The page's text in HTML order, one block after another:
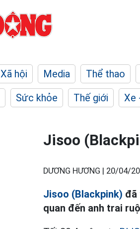
Xã hội Media Thể thao
Sức khỏe Thế giới Xe
Jisoo
DƯƠNG HƯƠNG | 20/04/
Jisoo (Blackpink) đã
quan đến anh trai